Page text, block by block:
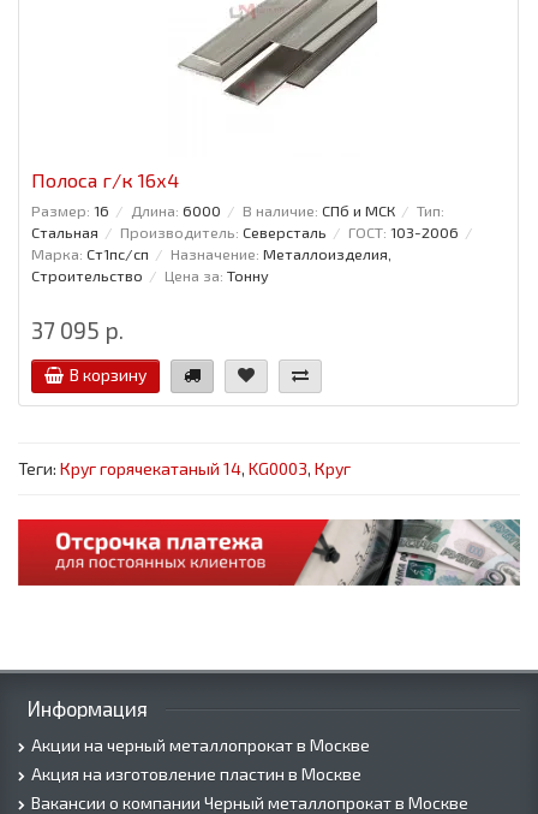
Полоса г/к 16x4
Размер: 16 Длина: 6000 В наличие: СПб и МСК
Тип:
Стальная
Производитель: Северсталь ГОСТ: 103-2006
Марка: Ст1пс/сп Назначение: Металлоизделия,
Строительство
Цена за: Тонну
37 095 р.
В корзину
Теги: Круг горячекатаный 14, KG0003, Круг
Информация
Акции на черный металлопрокат в Москве
Акция на изготовление пластин в Москве
Вакансии о компании Черный металлопрокат в Москве